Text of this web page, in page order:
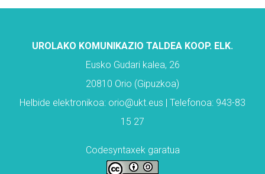
UROLAKO KOMUNIKAZIO TALDEA KOOP. ELK.
Eusko Gudari kalea, 26
20810 Orio (Gipuzkoa)
Helbide elektronikoa: orio@ukt.eus | Telefonoa: 943-83
15 27
Codesyntaxek garatua